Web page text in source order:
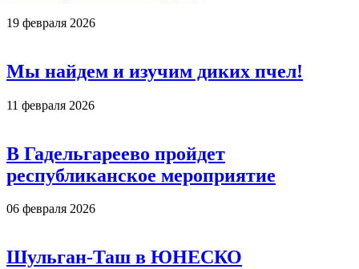
19 февраля 2026
Мы найдем и изучим диких пчел!
11 февраля 2026
В Гадельгареево пройдет
республиканское мероприятие
06 февраля 2026
Шульган-Таш в ЮНЕСКО